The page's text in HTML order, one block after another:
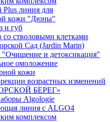
Plus линия для
кожи "Дюны"
и губ
со стволовыми клетками
Сад (Jardin Marin)
"Очищение и детоксикация"
омоложение
кожи
возрастных изменений
БЕРЕГ»
Algologie
линия с ALGO4
комплексом